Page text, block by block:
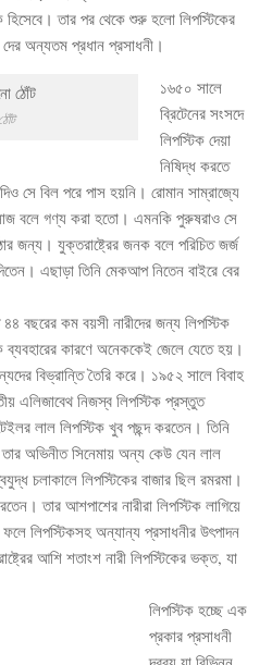
তার পর থেকে শুরু হলো লিপস্টিকের
অন্যতম প্রধান প্রসাধনী।
১৬৫০ সালে
ব্রিটেনের সংসদে
লিপস্টিক দেয়া
নিষিদ্ধ করতে
সে বিল পরে পাস হয়নি। রোমান সাম্রাজ্যে
বলে গণ্য করা হতো। এমনকি পুরুষরাও সে
জন্য। যুক্তরাষ্ট্রের জনক বলে পরিচিত জর্জ
এছাড়া তিনি মেকআপ নিতেন বাইরে বের
বছরের কম বয়সী নারীদের জন্য লিপস্টিক
ব্যবহারের কারণে অনেককেই জেলে যেতে হয়।
বিভ্রান্তি তৈরি করে। ১৯৫২ সালে বিবাহ
এলিজাবেথ নিজস্ব লিপস্টিক প্রস্তুত
লাল লিপস্টিক খুব পছন্দ করতেন। তিনি
তার অভিনীত সিনেমায় অন্য কেউ যেন লাল
চলাকালে লিপস্টিকের বাজার ছিল রমরমা।
তার আশপাশের নারীরা লিপস্টিক লাগিয়ে
লিপস্টিকসহ অন্যান্য প্রসাধনীর উৎপাদন
আশি শতাংশ নারী লিপস্টিকের ভক্ত, যা
লিপস্টিক হচ্ছে এক
প্রকার প্রসাধনী